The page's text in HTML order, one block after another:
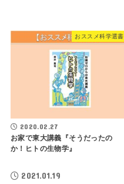
おススメ科学選書
2020.02.27
お家で東大講義『そうだったの
か！ヒトの生物学』
2021.01.19